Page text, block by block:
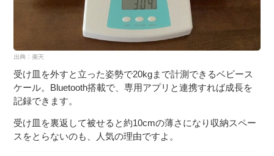
受け皿を外すと立った姿勢で20kgまで計測できるベビース
ケール。Bluetooth搭載で、専用アプリと連携すれば成長を
記録できます。
受け皿を裏返して被せると約10cmの薄さになり収納スペー
スをとらないのも、人気の理由ですよ。